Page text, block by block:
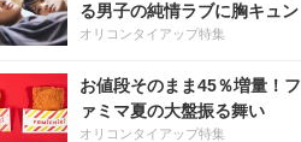
る男子の純情ラブに胸キュン
オリコンタイアップ特集
お値段そのまま45％増量！フ
ァミマ夏の大盤振る舞い
オリコンタイアップ特集